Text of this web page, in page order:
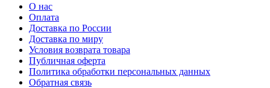
О нас
Оплата
Доставка по России
Доставка по миру
Условия возврата товара
Публичная оферта
Политика обработки персональных данных
Обратная связь